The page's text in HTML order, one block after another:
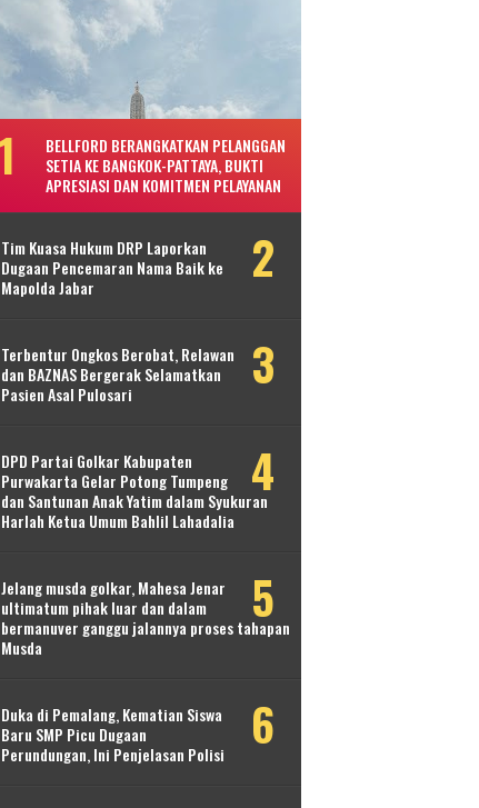
BELLFORD BERANGKATKAN PELANGGAN
SETIA KE BANGKOK-PATTAYA, BUKTI
APRESIASI DAN KOMITMEN PELAYANAN
Tim Kuasa Hukum DRP Laporkan
Dugaan Pencemaran Nama Baik ke
Mapolda Jabar
Terbentur Ongkos Berobat, Relawan
dan BAZNAS Bergerak Selamatkan
Pasien Asal Pulosari
DPD Partai Golkar Kabupaten
Purwakarta Gelar Potong Tumpeng
dan Santunan Anak Yatim dalam Syukuran
Harlah Ketua Umum Bahlil Lahadalia
Jelang musda golkar, Mahesa Jenar
ultimatum pihak luar dan dalam
bermanuver ganggu jalannya proses tahapan
Musda
Duka di Pemalang, Kematian Siswa
Baru SMP Picu Dugaan
Perundungan, Ini Penjelasan Polisi